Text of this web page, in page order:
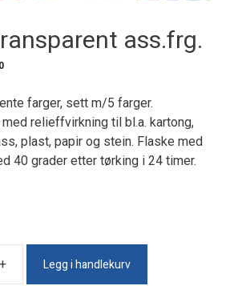
ass.frg.
farger, sett m/5 farger.
relieffvirkning til bl.a. kartong,
plast, papir og stein. Flaske med
40 grader etter tørking i 24 timer.
+ Legg i handlekurv